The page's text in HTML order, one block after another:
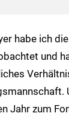
habe ich
und
Jahr zum